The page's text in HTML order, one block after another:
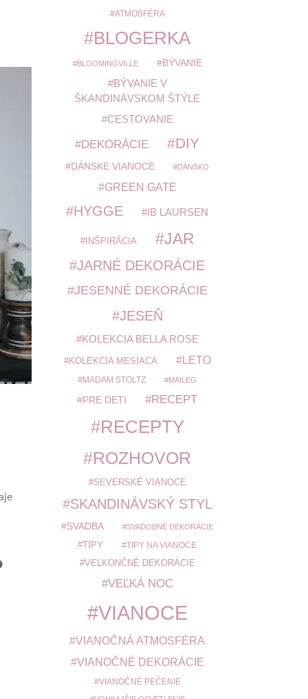
ATMOSFÉRA
BLOGERKA
BLOOMINGVILLE BÝVANIE
BÝVANIE V
ŠKANDINÁVSKOM ŠTÝLE
CESTOVANIE
DEKORÁCIE DIY
DÁNSKE VIANOCE DÁNSKO
GREEN GATE
HYGGE IB LAURSEN
INŠPIRÁCIA JAR
JARNÉ DEKORÁCIE
JESENNÉ DEKORÁCIE
JESEŇ
KOLEKCIA BELLA ROSE
KOLEKCIA MESIACA LETO
MADAM STOLTZ MAILEG
PRE DETI RECEPT
RECEPTY
ROZHOVOR
SEVERSKÉ VIANOCE
SKANDINÁVSKÝ STYL
SVADBA SVADOBNÉ DEKORÁCIE
TIPY TIPY NA VIANOCE
VEĽKONČNÉ DEKORÁCIE
VEĽKÁ NOC
VIANOCE
VIANOČNÁ ATMOSFÉRA
VIANOČNÉ DEKORÁCIE
VIANOČNÉ PEČENIE